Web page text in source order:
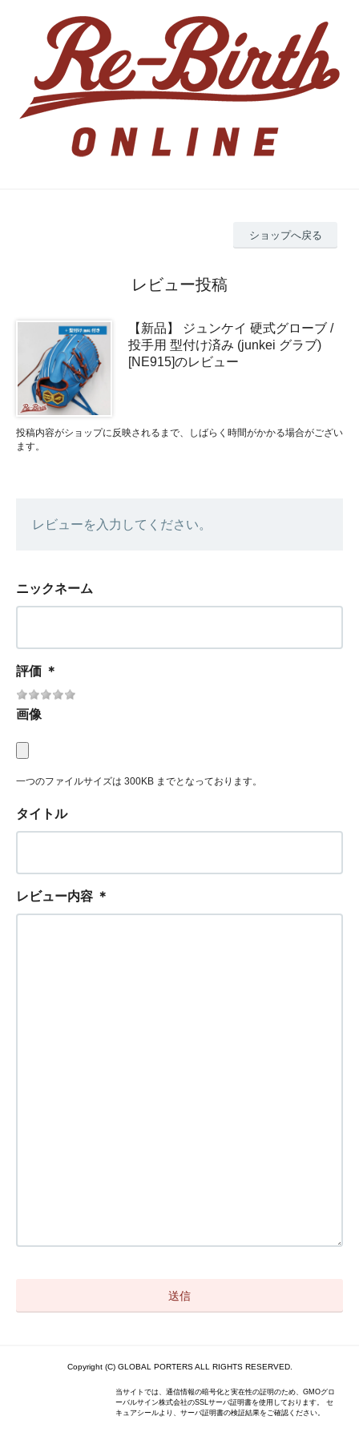
ショップへ戻る
レビュー投稿
【新品】 ジュンケイ 硬式グローブ /
投手用 型付け済み (junkei グラブ)
[NE915]のレビュー
投稿内容がショップに反映されるまで、しばらく時間がかかる場合がござい
ます。
レビューを入力してください。
ニックネーム
評価 ＊
画像
一つのファイルサイズは 300KB までとなっております。
タイトル
レビュー内容 ＊
Copyright (C) GLOBAL PORTERS ALL RIGHTS RESERVED.
当サイトでは、通信情報の暗号化と実在性の証明のため、GMOグロ
ーバルサイン株式会社のSSLサーバ証明書を使用しております。 セ
キュアシールより、サーバ証明書の検証結果をご確認ください。